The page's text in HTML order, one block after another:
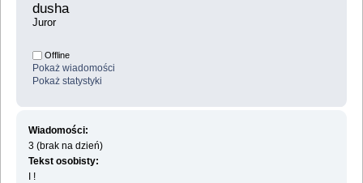
dusha
Juror
Offline
Pokaż wiadomości
Pokaż statystyki
Wiadomości:
3 (brak na dzień)
Tekst osobisty:
I !